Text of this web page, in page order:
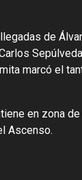
de
marcó el
en zona
Ascenso.